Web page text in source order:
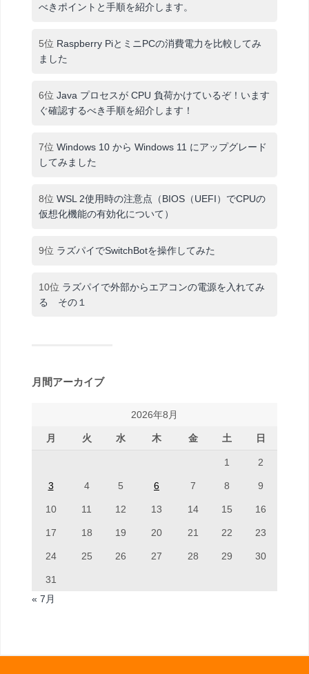
べきポイントと手順を紹介します。
5位 Raspberry PiとミニPCの消費電力を比較してみ
ました
6位 Java プロセスが CPU 負荷かけているぞ！います
ぐ確認するべき手順を紹介します！
7位 Windows 10 から Windows 11 にアップグレード
してみました
8位 WSL 2使用時の注意点（BIOS（UEFI）でCPUの
仮想化機能の有効化について）
9位 ラズパイでSwitchBotを操作してみた
10位 ラズパイで外部からエアコンの電源を入れてみ
る その１
月間アーカイブ
2026年8月
月 火 水 木 金 土 日
1 2
3 4 5 6 7 8 9
10 11 12 13 14 15 16
17 18 19 20 21 22 23
24 25 26 27 28 29 30
31
« 7月